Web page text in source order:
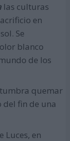
las culturas
en
Se
blanco
de los
quemar
fin de una
Luces, en